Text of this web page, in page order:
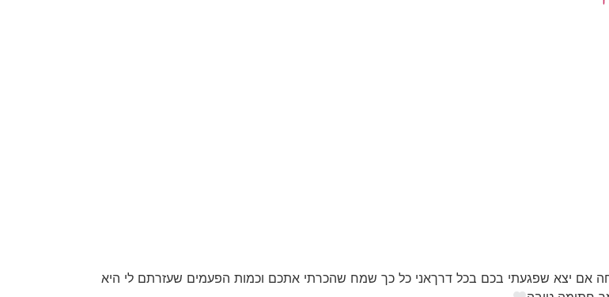
אם יצא שפגעתי בכם בכל דרךאני כל כך שמח שהכרתי אתכם וכמות הפעמים שעזרתם לי היא